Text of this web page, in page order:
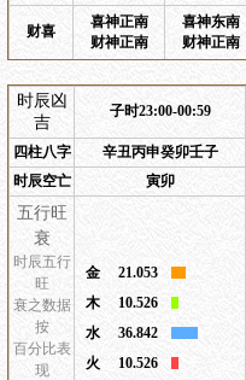
财喜
喜神正南
财神正南
喜神东南
财神正南
时辰凶
吉
子时23:00-00:59
四柱八字 辛丑丙申癸卯壬子
时辰空亡
寅卯
五行旺
衰
时辰五行
旺
衰之数据
按
百分比表
现
金
21.053
木
10.526
水
36.842
火
10.526